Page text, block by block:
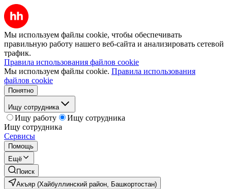
Мы используем файлы cookie, чтобы обеспечивать
правильную работу нашего веб-сайта и анализировать сетевой
трафик.
Правила использования файлов cookie
Мы используем файлы cookie. Правила использования
файлов cookie
Понятно
Ищу сотрудника
Ищу работу
Ищу сотрудника
Ищу сотрудника
Сервисы
Помощь
Ещё
Поиск
Акъяр (Хайбуллинский район, Башкортостан)